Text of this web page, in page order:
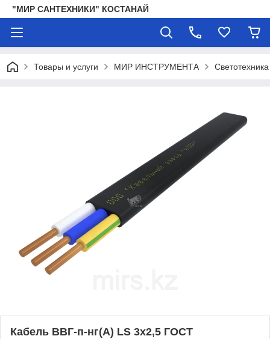
"МИР САНТЕХНИКИ" КОСТАНАЙ
Товары и услуги МИР ИНСТРУМЕНТА Светотехника
Кабель ВВГ-п-нг(А) LS 3х2,5 ГОСТ